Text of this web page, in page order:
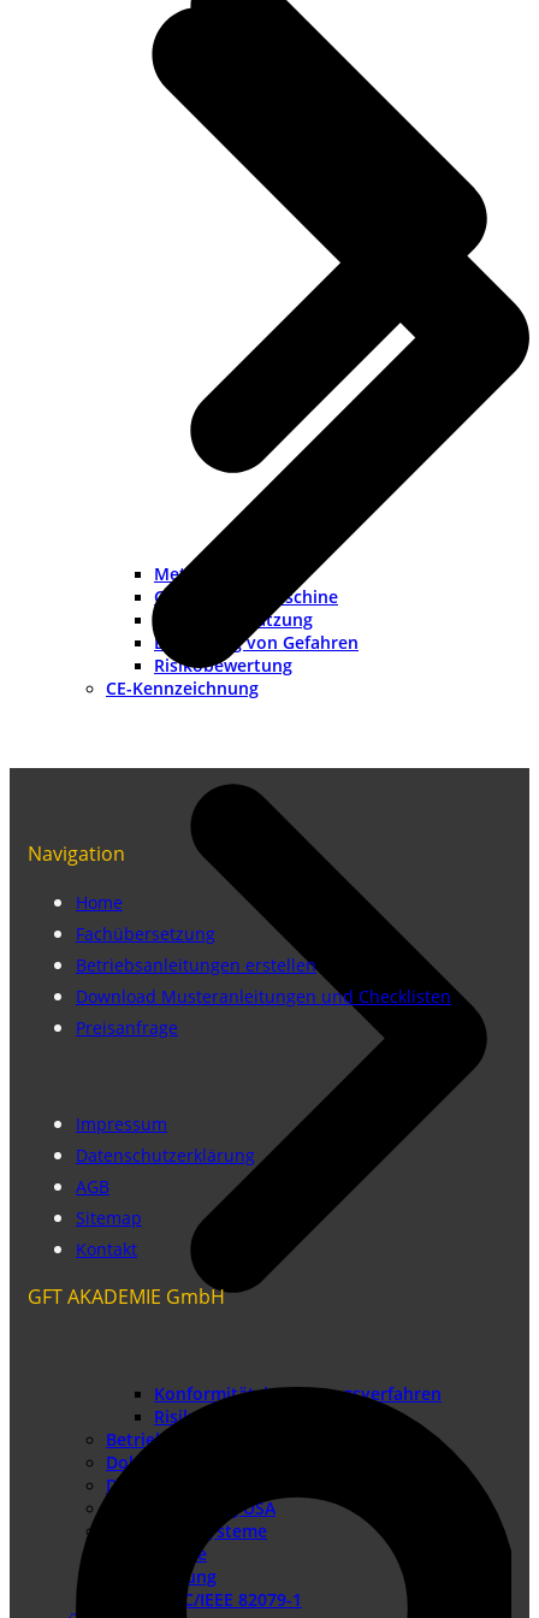
Methoden
Grenzen der Maschine
Risikoeinschätzung
Ermittlung von Gefahren
Risikobewertung
CE-Kennzeichnung
Konformitätsbewertungsverfahren
Risikobeurteilung
Betriebsanleitung erstellen
Doku-Check
Dokumentationsüberarbeitung
Produkthaftung USA
Redaktionssysteme
DTP-Dienste
Lokalisierung
DIN EN IEC/IEEE 82079-1
Navigation
Home
Fachübersetzung
Betriebsanleitungen erstellen
Download Musteranleitungen und Checklisten
Preisanfrage
Impressum
Datenschutzerklärung
AGB
Sitemap
Kontakt
GFT AKADEMIE GmbH